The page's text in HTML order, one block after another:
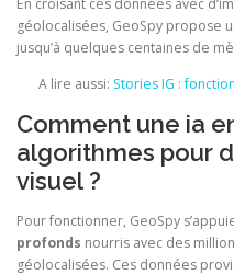
En croisant ces données avec
géolocalisées, GeoSpy propose
jusqu’à quelques centaines de
A lire aussi: Stories IG :
Comment une ia
algorithmes pour
visuel ?
Pour fonctionner, GeoSpy
profonds nourris avec des
géolocalisées. Ces données